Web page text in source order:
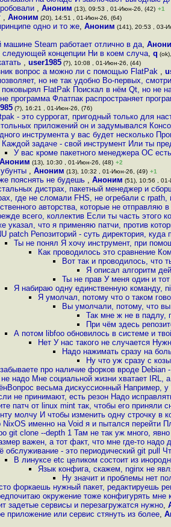
, Аноним (13), 09:53 , 01-Июн-26, (42) +1
, Аноним (20), 14:51 , 01-Июн-26, (64)
одно и то же, Аноним (141), 20:53 , 03-
Steam работает отлично в да,
концепции Ни в коем случа, q
, user1985 (?), 10:08 , 01-Июн-26, (44)
вопрос а можно ли с помощью FlatPak ,
но не так удобно Во-первых,
FlatPak Поискал в нём Qt, но не
программа Флатпак распространяет
(?), 16:21 , 01-Июн-26, (76)
- это суррогат, пригодный только для
приложений он и задумывался
инструмента у вас будет несколько
задаче - свой инструмент Или ты
У вас кроме пакетного менеджера ОС
Аноним (13), 10:30 , 01-Июн-26, (48) +2
, Аноним (13), 10:32 , 01-Июн-26, (49) +1
пояснять не будешь , Аноним (51), 10:56 ,
дистрах, пакетный менеджер и
где не сломали FHS, не огребали с rpath,
авторства, которые не отправляю
всего, коллектив Если ты часть этого
указал, что я применяю патчи, против
patch Репозиторий - суть директория,
Ты не понял Я хочу инструмент, при
Как проводилось это сравнение
Вот так и проводилось, что
Я описал алгоритм
Ты не прав У меня один и
Я набираю одну единственную команду,
Я умолчал, потому что о таком
Вы умолчали, потому, что
Так мне ж не в падлу,
При чём здесь
А потом libfoo обновилось в системе и
Нет У нас такого не случается
Надо нажимать сразу на
Ну что уж сразу с
про наличие форков вроде Debian
надо Мне социальной жизни хватает IRL,
весьма дискуссионный Например, у
не принимают, есть резон Надо
патч от linux mint так, чтобы его приняли
молчу И чтобы изменить одну строчку в
именно на Void я и пытался перейти
git clone --depth 1 Там не так уж много,
важен, а тот факт, что мне где-то надо
обслуживание - это периодический git pull
В линуксе etc целиком состоит из
Язык конфига, скажем, nginx не
Ну значит и проблемы нет
форкаешь нужный пакет, редактируешь
окружение тоже конфигурять мне
задетые сервисы и перезагружатся нужно,
приложение или сервис стянуть из более,